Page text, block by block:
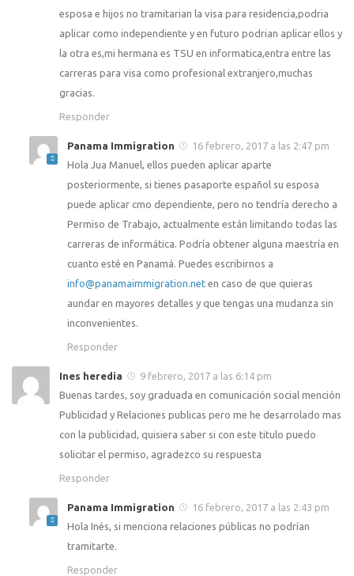
esposa e hijos no tramitarian la visa para residencia,podria
aplicar como independiente y en futuro podrian aplicar ellos y
la otra es,mi hermana es TSU en informatica,entra entre las
carreras para visa como profesional extranjero,muchas
gracias.
Responder
Panama Immigration
16 febrero, 2017 a las 2:47 pm
Hola Jua Manuel, ellos pueden aplicar aparte
posteriormente, si tienes pasaporte español su esposa
puede aplicar cmo dependiente, pero no tendría derecho a
Permiso de Trabajo, actualmente están limitando todas las
carreras de informática. Podría obtener alguna maestría en
cuanto esté en Panamá. Puedes escribirnos a
info@panamaimmigration.net en caso de que quieras
aundar en mayores detalles y que tengas una mudanza sin
inconvenientes.
Responder
Ines heredia
9 febrero, 2017 a las 6:14 pm
Buenas tardes, soy graduada en comunicación social mención
Publicidad y Relaciones publicas pero me he desarrolado mas
con la publicidad, quisiera saber si con este titulo puedo
solicitar el permiso, agradezco su respuesta
Responder
Panama Immigration
16 febrero, 2017 a las 2:43 pm
Hola Inés, si menciona relaciones públicas no podrían
tramitarte.
Responder